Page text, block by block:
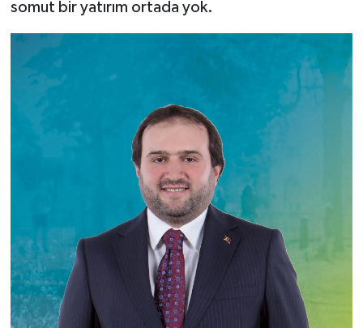
somut bir yatırım ortada yok.